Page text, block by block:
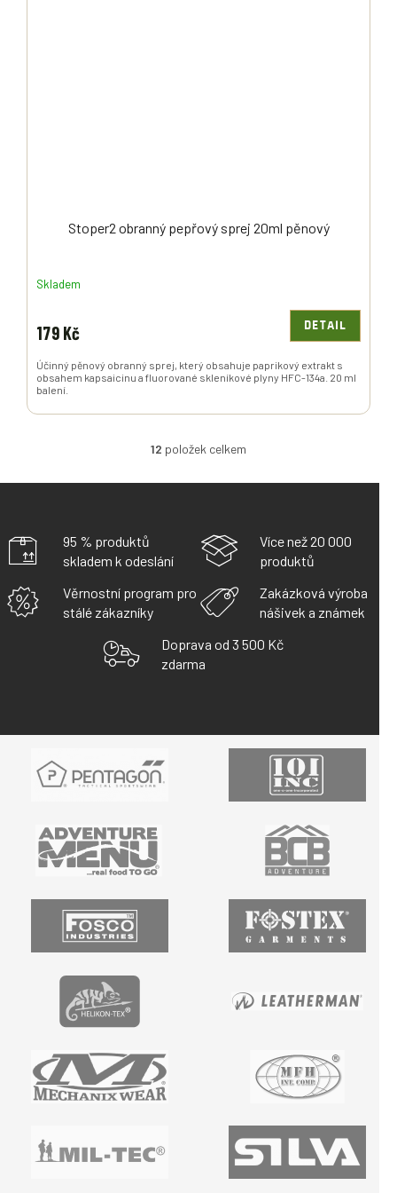
Stoper2 obranný pepřový sprej 20ml pěnový
Skladem
179 Kč DETAIL
Účinný pěnový obranný sprej, který obsahuje paprikový extrakt s
obsahem kapsaicinu a fluorované skleníkové plyny HFC-134a. 20 ml
balení.
O
L
A
C
R
K
Y
V
S
12 položek celkem
95 % produktů
skladem k odeslání
Více než 20 000
produktů
Věrnostní program pro
stálé zákazníky
Zakázková výroba
nášivek a známek
Doprava od 3 500 Kč
zdarma